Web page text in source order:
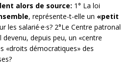
alors de source: 1° La loi
, représente-t-elle un «petit
les salarié·e·s? 2°Le Centre patronal
depuis peu, un «centre
«droits démocratiques» des